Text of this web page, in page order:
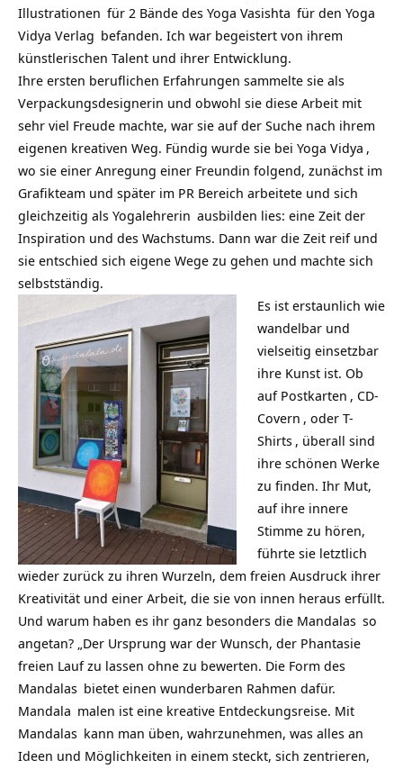
Illustrationen für 2 Bände des Yoga Vasishta für den Yoga
Vidya Verlag befanden. Ich war begeistert von ihrem
künstlerischen Talent und ihrer Entwicklung.
Ihre ersten beruflichen Erfahrungen sammelte sie als
Verpackungsdesignerin und obwohl sie diese Arbeit mit
sehr viel Freude machte, war sie auf der Suche nach ihrem
eigenen kreativen Weg. Fündig wurde sie bei Yoga Vidya ,
wo sie einer Anregung einer Freundin folgend, zunächst im
Grafikteam und später im PR Bereich arbeitete und sich
gleichzeitig als Yogalehrerin ausbilden lies: eine Zeit der
Inspiration und des Wachstums. Dann war die Zeit reif und
sie entschied sich eigene Wege zu gehen und machte sich
selbstständig.
Es ist erstaunlich wie
wandelbar und
vielseitig einsetzbar
ihre Kunst ist. Ob
auf Postkarten , CD-
Covern , oder T-
Shirts , überall sind
ihre schönen Werke
zu finden. Ihr Mut,
auf ihre innere
Stimme zu hören,
führte sie letztlich
wieder zurück zu ihren Wurzeln, dem freien Ausdruck ihrer
Kreativität und einer Arbeit, die sie von innen heraus erfüllt.
Und warum haben es ihr ganz besonders die Mandalas so
angetan? „Der Ursprung war der Wunsch, der Phantasie
freien Lauf zu lassen ohne zu bewerten. Die Form des
Mandalas bietet einen wunderbaren Rahmen dafür.
Mandala malen ist eine kreative Entdeckungsreise. Mit
Mandalas kann man üben, wahrzunehmen, was alles an
Ideen und Möglichkeiten in einem steckt, sich zentrieren,